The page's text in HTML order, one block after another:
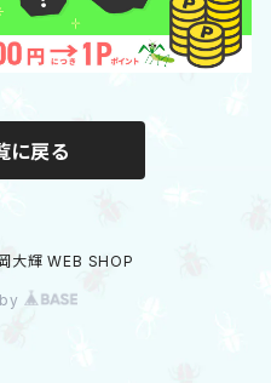
に戻る
大輝 WEB SHOP